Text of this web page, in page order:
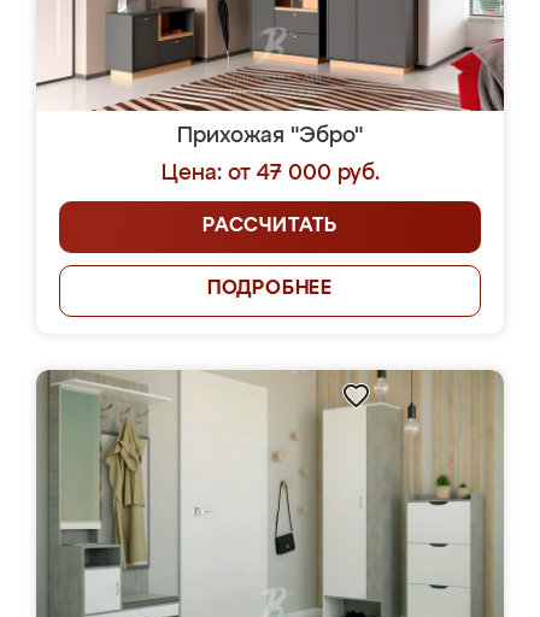
Прихожая "Эбро"
Цена: от 47 000 руб.
РАССЧИТАТЬ
ПОДРОБНЕЕ